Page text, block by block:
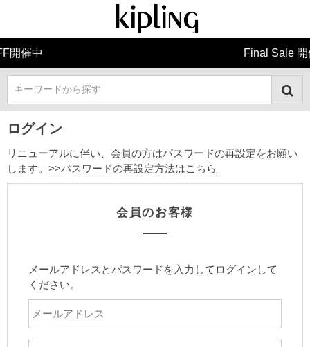
Final Sale 開催中
キーワードから探す
ログイン
リニューアルに伴い、会員の方はパスワードの再設定をお願い
します。 >>パスワードの再設定方法はこちら
会員のお客様
メールアドレスとパスワードを入力してログインして
ください。